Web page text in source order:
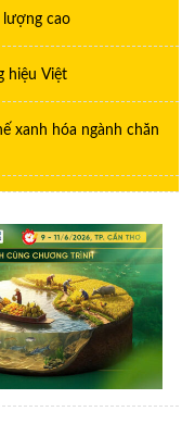
lượng cao
hiệu Việt
xanh hóa ngành chăn